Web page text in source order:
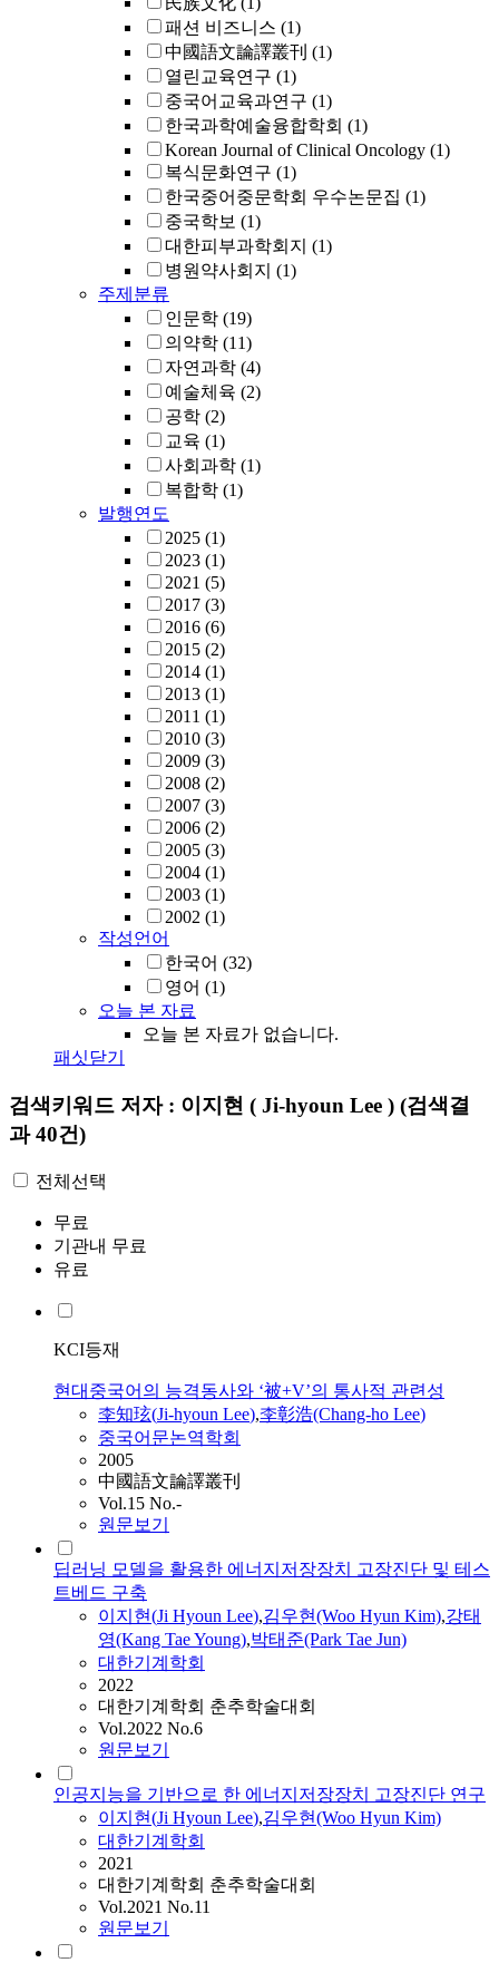
패션 비즈니스 (1)
中國語文論譯叢刊 (1)
열린교육연구 (1)
중국어교육과연구 (1)
한국과학예술융합학회 (1)
Korean Journal of Clinical Oncology (1)
복식문화연구 (1)
한국중어중문학회 우수논문집 (1)
중국학보 (1)
대한피부과학회지 (1)
병원약사회지 (1)
주제분류
인문학 (19)
의약학 (11)
자연과학 (4)
예술체육 (2)
공학 (2)
교육 (1)
사회과학 (1)
복합학 (1)
발행연도
2025 (1)
2023 (1)
2021 (5)
2017 (3)
2016 (6)
2015 (2)
2014 (1)
2013 (1)
2011 (1)
2010 (3)
2009 (3)
2008 (2)
2007 (3)
2006 (2)
2005 (3)
2004 (1)
2003 (1)
2002 (1)
작성언어
한국어 (32)
영어 (1)
오늘 본 자료
오늘 본 자료가 없습니다.
패싯닫기
검색키워드 저자 : 이지현 ( Ji-hyoun Lee ) (검색결
과 40건)
전체선택
무료
기관내 무료
유료
KCI등재
현대중국어의 능격동사와 ‘被+V’의 통사적 관련성
李知玹(Ji-hyoun Lee),李彰浩(Chang-ho Lee)
중국어문논역학회
2005
中國語文論譯叢刊
Vol.15 No.-
원문보기
딥러닝 모델을 활용한 에너지저장장치 고장진단 및 테스
트베드 구축
이지현(Ji Hyoun Lee),김우현(Woo Hyun Kim),강태
영(Kang Tae Young),박태준(Park Tae Jun)
대한기계학회
2022
대한기계학회 춘추학술대회
Vol.2022 No.6
원문보기
인공지능을 기반으로 한 에너지저장장치 고장진단 연구
이지현(Ji Hyoun Lee),김우현(Woo Hyun Kim)
대한기계학회
2021
대한기계학회 춘추학술대회
Vol.2021 No.11
원문보기